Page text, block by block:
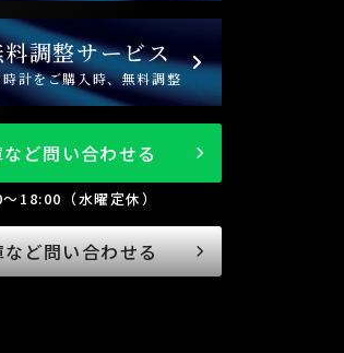
調整サービス
計をご購入時、無料調整
ど問い合わせる
18:00（水曜定休）
ど問い合わせる